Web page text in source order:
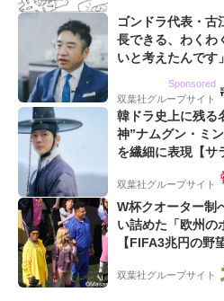
ゴンドラ代表・古
長できる、わくわ
いと考えたんです
Sponsored
双葉社グループサイト
韓ドラ史上に残る
神”ナムグン・ミ
を繊細に表現【サ
双葉社グループサイト
W杯クオーター制
い詰めた「欧州の
【FIFA3兆円の野
双葉社グループサイト